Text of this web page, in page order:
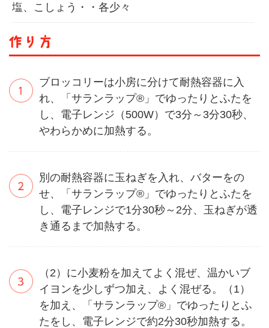
塩、こしょう・・各少々
ブロッコリーは小房に分けて耐熱容器に入
れ、「サランラップ®」でゆったりとふたを
し、電子レンジ（500W）で3分～3分30秒、
やわらかめに加熱する。
別の耐熱容器に玉ねぎを入れ、バターをの
せ、「サランラップ®」でゆったりとふたを
し、電子レンジで1分30秒～2分、玉ねぎが透
き通るまで加熱する。
（2）に小麦粉を加えてよく混ぜ、温かいブ
イヨンを少しずつ加え、よく混ぜる。（1）
を加え、「サランラップ®」でゆったりとふ
たをし、電子レンジで約2分30秒加熱する。